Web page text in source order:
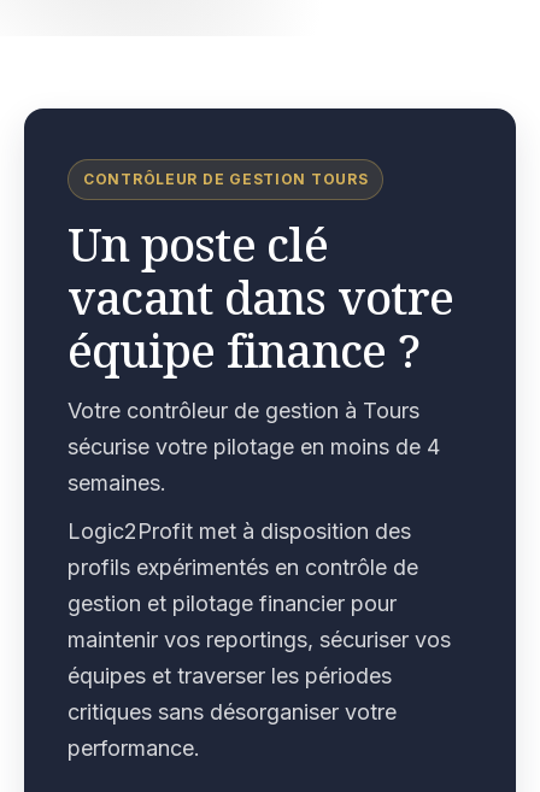
CONTRÔLEUR DE GESTION TOURS
Un poste clé
vacant dans votre
équipe finance ?
Votre contrôleur de gestion à Tours
sécurise votre pilotage en moins de 4
semaines.
Logic2Profit met à disposition des
profils expérimentés en contrôle de
gestion et pilotage financier pour
maintenir vos reportings, sécuriser vos
équipes et traverser les périodes
critiques sans désorganiser votre
performance.